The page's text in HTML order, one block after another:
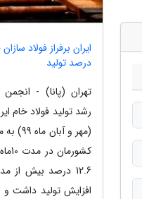
درصد تولید
تهران (پانا) -
12.6 درصد بیش
افزایش تولید داشت و